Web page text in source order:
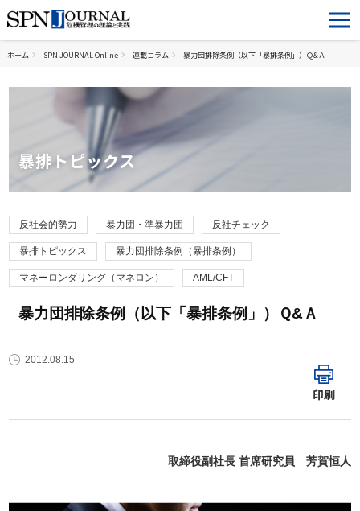
ホーム SPN JOURNAL Online 連載コラム 暴力団排除条例（以下「暴排条例」）Ｑ&Ａ
暴排トピックス
反社会的勢力 暴力団・準暴力団 反社チェック
暴排トピックス 暴力団排除条例（暴排条例）
マネーロンダリング（マネロン） AML/CFT
暴力団排除条例（以下「暴排条例」）Ｑ&Ａ
2012.08.15
印刷
取締役副社長 首席研究員 芳賀恒人